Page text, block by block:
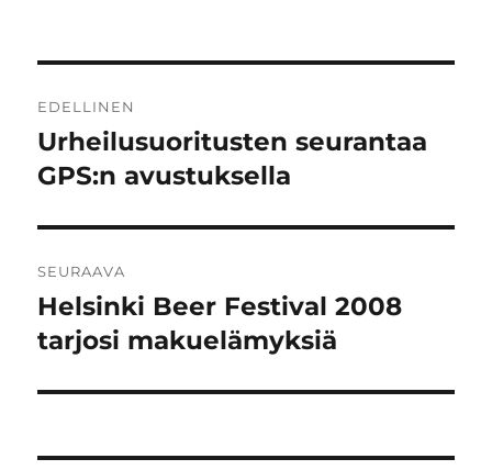
selaus
EDELLINEN
Edellinen
artikkeli:
Urheilusuoritusten seurantaa
GPS:n avustuksella
SEURAAVA
Seuraava
artikkeli:
Helsinki Beer Festival 2008
tarjosi makuelämyksiä